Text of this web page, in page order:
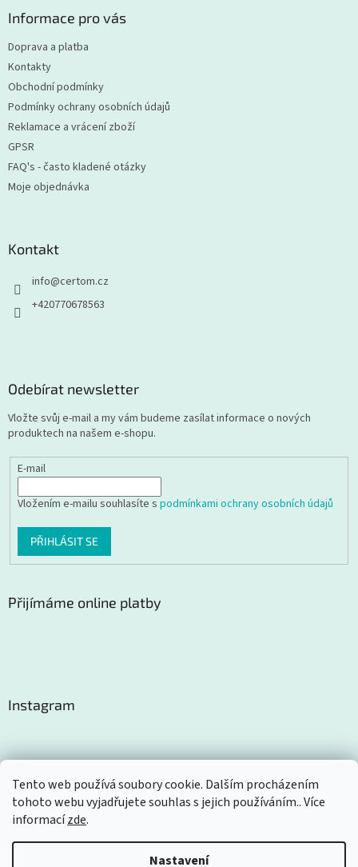
Tento web používá soubory cookie. Dalším procházením
tohoto webu vyjadřujete souhlas s jejich používáním.. Více
informacízde.
Nastavení
Informace pro vás
Doprava a platba
Kontakty
Obchodní podmínky
Podmínky ochrany osobních údajů
Reklamace a vrácení zboží
GPSR
FAQ's - často kladené otázky
Moje objednávka
Kontakt
info@certom.cz
+420770678563
Odebírat newsletter
Vložte svůj e-mail a my vám budeme zasílat informace o nových
produktech na našem e-shopu.
E-mail
Vložením e-mailu souhlasíte s podmínkami ochrany osobních údajů
PŘIHLÁSIT SE
Přijímáme online platby
Instagram
Sledovat na Instagramu